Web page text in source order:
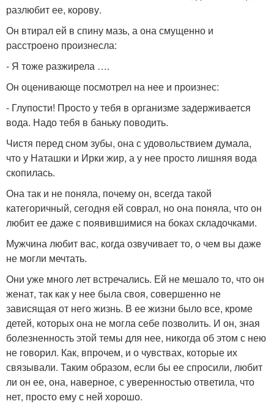
разлюбит ее, корову.
Он втирал ей в спину мазь, а она смущенно и
расстроено произнесла:
- Я тоже разжирела ….
Он оценивающе посмотрел на нее и произнес:
- Глупости! Просто у тебя в организме задерживается
вода. Надо тебя в баньку поводить.
Чистя перед сном зубы, она с удовольствием думала,
что у Наташки и Ирки жир, а у нее просто лишняя вода
скопилась.
Она так и не поняла, почему он, всегда такой
категоричный, сегодня ей соврал, но она поняла, что он
любит ее даже с появившимися на боках складочками.
Мужчина любит вас, когда озвучивает то, о чем вы даже
не могли мечтать.
Они уже много лет встречались. Ей не мешало то, что он
женат, так как у нее была своя, совершенно не
зависящая от него жизнь. В ее жизни было все, кроме
детей, которых она не могла себе позволить. И он, зная
болезненность этой темы для нее, никогда об этом с нею
не говорил. Как, впрочем, и о чувствах, которые их
связывали. Таким образом, если бы ее спросили, любит
ли он ее, она, наверное, с уверенностью ответила, что
нет, просто ему с ней хорошо.